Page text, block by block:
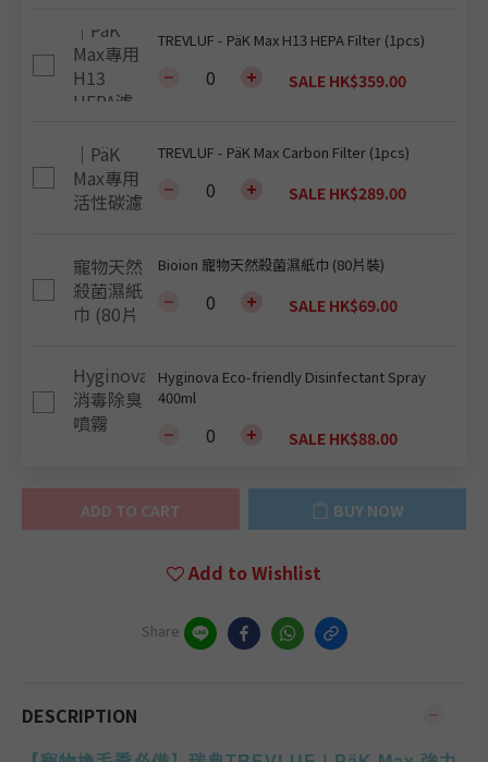
TREVLUF - PäK Max H13 HEPA Filter (1pcs)
SALE HK$359.00
TREVLUF - PäK Max Carbon Filter (1pcs)
SALE HK$289.00
Bioion 寵物天然殺菌濕紙巾 (80片裝)
SALE HK$69.00
Hyginova Eco-friendly Disinfectant Spray
400ml
SALE HK$88.00
ADD TO CART BUY NOW
Add to Wishlist
Share
DESCRIPTION